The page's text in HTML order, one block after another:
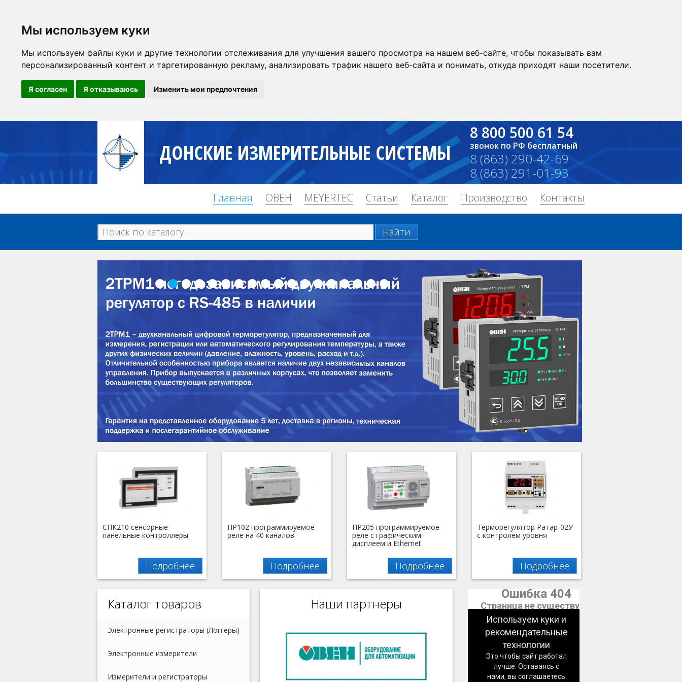
Мы используем куки
Мы используем файлы куки и другие технологии отслеживания для улучшения вашего просмотра на нашем веб-сайте, чтобы показывать вам
персонализированный контент и таргетированную рекламу, анализировать трафик нашего веб-сайта и понимать, откуда приходят наши посетители.
Я согласен Я отказываюсь Изменить мои предпочтения
ДОНСКИЕ ИЗМЕРИТЕЛЬНЫЕ СИСТЕМЫ
8 800 500 61 54
звонок по РФ бесплатный
8 (863) 290-42-69
8 (863) 291-01-93
Главная ОВЕН MEYERTEC Статьи Каталог Производство Контакты
Найти
СПК210 сенсорные
панельные контроллеры
Подробнее
ПР102 программируемое
реле на 40 каналов
Подробнее
ПР205 программируемое
реле с графическим
дисплеем и Ethernet
Подробнее
Терморегулятор Ратар-02У
с контролем уровня
Подробнее
Каталог товаров
Электронные регистраторы (Логгеры)
Электронные измерители
Измерители и регистраторы
Наши партнеры